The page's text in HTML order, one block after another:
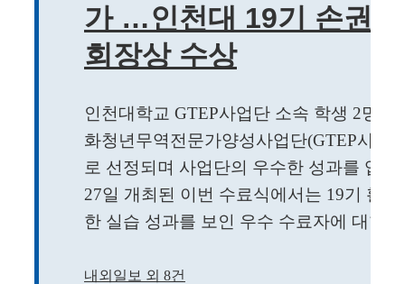
가 …인천대 19기 손권
회장상 수상
인천대학교 GTEP사업단 소속 학생 2명
화청년무역전문가양성사업단(GTEP사업
로 선정되며 사업단의 우수한 성과를 입증
27일 개최된 이번 수료식에서는 19기 활
한 실습 성과를 보인 우수 수료자에 대한
내외일보 외 8건